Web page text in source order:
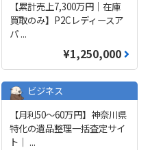
【累計売上7,300万円｜在庫
買取のみ】P2Cレディースア
パ ...
¥1,250,000
ビジネス
【月利50〜60万円】神奈川県
特化の遺品整理一括査定サイ
ト｜ ...